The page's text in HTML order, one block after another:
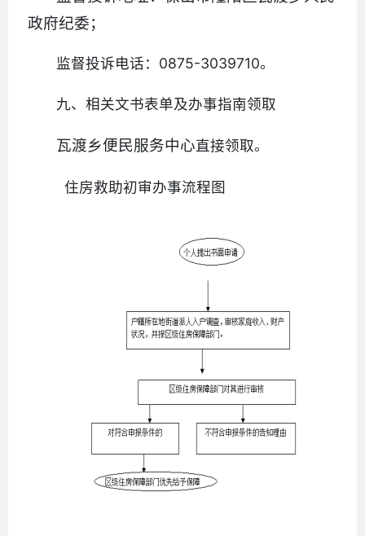
政府纪委；
监督投诉电话：0875-3039710。
九、相关文书表单及办事指南领取
瓦渡乡便民服务中心直接领取。
住房救助初审办事流程图